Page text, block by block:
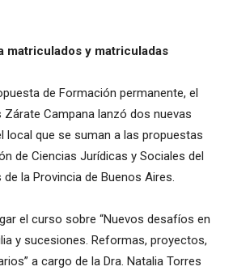
matriculados y matriculadas
de Formación permanente, el
Campana lanzó dos nuevas
local que se suman a las propuestas
de Ciencias Jurídicas y Sociales del
la Provincia de Buenos Aires.
el curso sobre “Nuevos desafíos en
y sucesiones. Reformas, proyectos,
a cargo de la Dra. Natalia Torres